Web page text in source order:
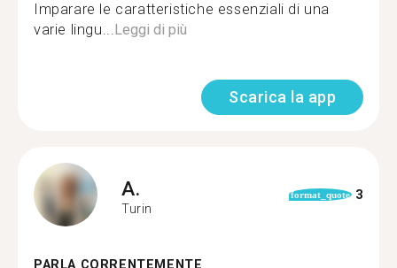
Imparare le caratteristiche essenziali di una
varie lingu...Leggi di più
Scarica la app
A.
Turin
format_quote 3
PARLA CORRENTEMENTE